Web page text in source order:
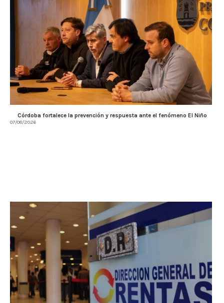
Córdoba fortalece la prevención y respuesta ante el fenómeno El Niño
07/08/2026